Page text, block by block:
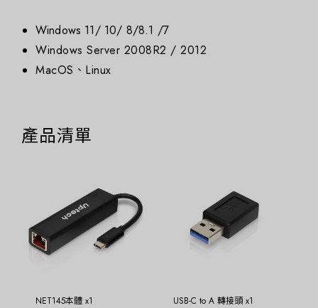
Windows 11/ 10/ 8/8.1 /7
Windows Server 2008R2 / 2012
MacOS、Linux
產品清單
NET145本體 x1 USB-C to A 轉接頭 x1